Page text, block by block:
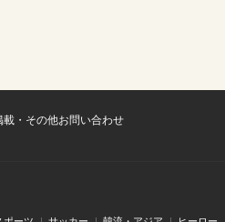
・その他お問い合わせ